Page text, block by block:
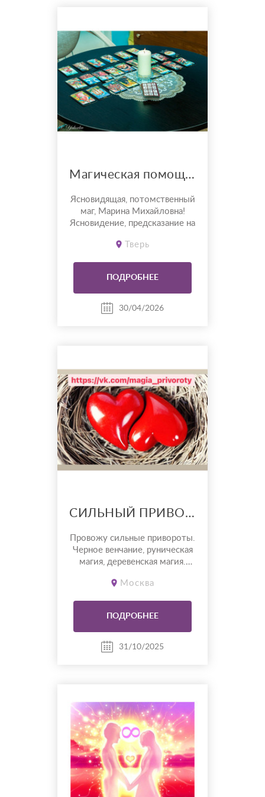
Магическая помощь тверской ясновидящей.
Ясновидящая, потомственный
маг, Марина Михайловна!
Ясновидение, предсказание на
линиям рук, по имени
ситуацию, помогу в решении
ваших проблем. Провожу
действенные обряды на
Тверь
ПОДРОБНЕЕ
30/04/2026
СИЛЬНЫЙ ПРИВОРОТ. ЧЕРНОЕ ВЕНЧАНИЕ.
Провожу сильные привороты.
Черное венчание, руническая
магия, деревенская магия.
Консультирую и подбираю
направления моей
деятельности это: любовная
магия, денежная магия,
Москва
ПОДРОБНЕЕ
31/10/2025